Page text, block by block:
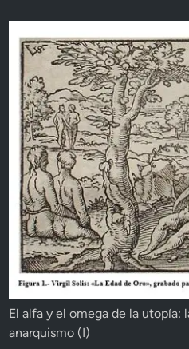
El alfa y el omega de la utopía:
anarquismo (I)